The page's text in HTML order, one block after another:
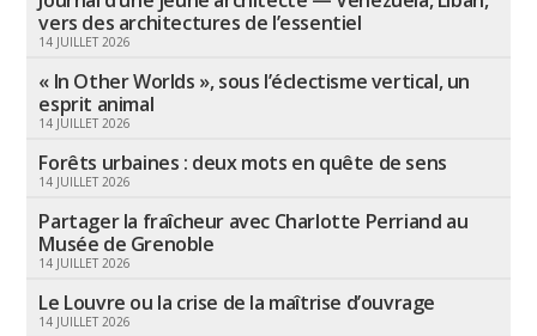
vers des architectures de l’essentiel
14 JUILLET 2026
« In Other Worlds », sous l’éclectisme vertical, un
esprit animal
14 JUILLET 2026
Forêts urbaines : deux mots en quête de sens
14 JUILLET 2026
Partager la fraîcheur avec Charlotte Perriand au
Musée de Grenoble
14 JUILLET 2026
Le Louvre ou la crise de la maîtrise d’ouvrage
14 JUILLET 2026